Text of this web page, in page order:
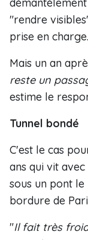
"rendre
prise en charge.
Mais un an
reste un
estime le
Tunnel bondé
C'est le cas
ans qui vit
sous un pont
bordure de
"Il fait très